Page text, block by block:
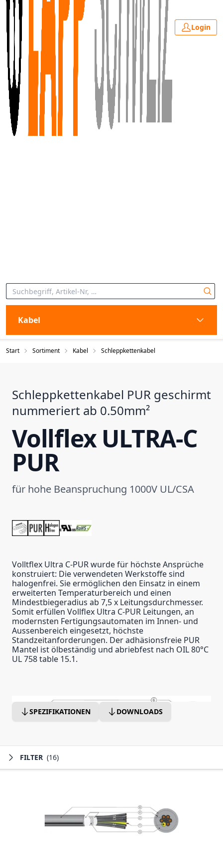
Login
Kabel
Start Sortiment Kabel Schleppkettenkabel
Schleppkettenkabel PUR geschirmt
nummeriert ab 0.50mm²
Vollflex ULTRA-C
PUR
für hohe Beanspruchung 1000V UL/CSA
Volltflex Ultra C-PUR wurde für höchste Ansprüche
konstruiert: Die verwendeten Werkstoffe sind
halogenfrei. Sie ermöglichen den Einsatz in einem
erweiterten Temperaturbereich und einen
Mindestbiegeradius ab 7,5 x Leitungsdurchmesser.
Somit erfüllen Vollflex Ultra C-PUR Leitungen, an
modernsten Fertigungsautomaten im Innen- und
Aussenbereich eingesetzt, höchste
Standzeitanforderungen. Der adhäsionsfreie PUR
Mantel ist ölbeständig und abriebfest nach OIL 80°C
UL 758 table 15.1.
SPEZIFIKATIONEN DOWNLOADS
FILTER (16)